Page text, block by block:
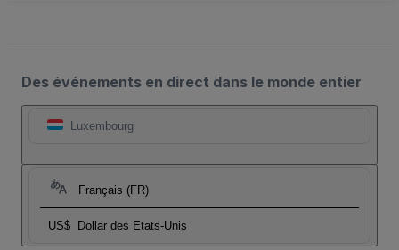
Des événements en direct dans le monde entier
Luxembourg
Français (FR)
US$ Dollar des Etats-Unis